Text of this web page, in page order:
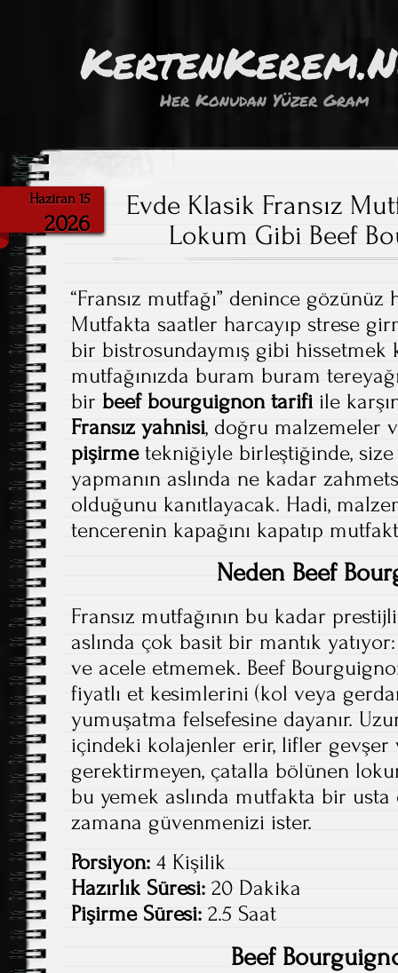
Her Konudan Yüzer Gram
Haziran 15
2026
Evde Klasik Fransız
Lokum Gibi Beef
“Fransız mutfağı” denince gözünüz
Mutfakta saatler harcayıp strese
bir bistrosundaymış gibi hissetmek
mutfağınızda buram buram
bir beef bourguignon tarifi ile
Fransız yahnisi, doğru malzemeler
pişirmetekniğiyle birleştiğinde,
yapmanın aslında ne kadar
olduğunu kanıtlayacak. Hadi,
tencerenin kapağını kapatıp
Neden Beef
Fransız mutfağının bu kadar
aslında çok basit bir mantık
ve acele etmemek. Beef
fiyatlı et kesimlerini (kol veya
yumuşatma felsefesine dayanır.
içindeki kolajenler erir, lifler gevşer
gerektirmeyen, çatalla bölünen
bu yemek aslında mutfakta bir usta
zamana güvenmenizi ister.
Porsiyon: 4 Kişilik
Hazırlık Süresi: 20 Dakika
Pişirme Süresi: 2.5 Saat
Beef